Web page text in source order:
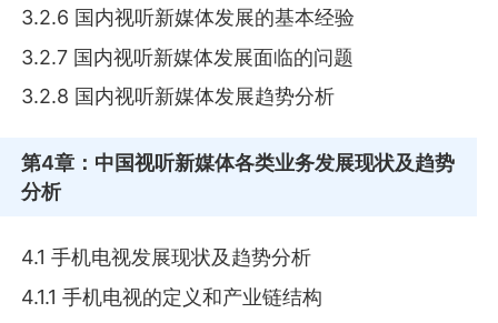
3.2.6 国内视听新媒体发展的基本经验
3.2.7 国内视听新媒体发展面临的问题
3.2.8 国内视听新媒体发展趋势分析
第4章 ：中国视听新媒体各类业务发展现状及趋势
分析
4.1 手机电视发展现状及趋势分析
4.1.1 手机电视的定义和产业链结构